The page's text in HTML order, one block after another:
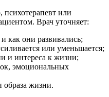
или
Врач уточняет:
как они развивались;
или уменьшается;
и интереса к жизни;
эмоциональных
образа жизни.